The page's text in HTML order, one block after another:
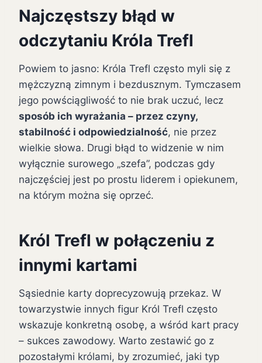
Najczęstszy błąd w
odczytaniu Króla Trefl
Powiem to jasno: Króla Trefl często myli się z
mężczyzną zimnym i bezdusznym. Tymczasem
jego powściągliwość to nie brak uczuć, lecz
sposób ich wyrażania – przez czyny,
stabilność i odpowiedzialność, nie przez
wielkie słowa. Drugi błąd to widzenie w nim
wyłącznie surowego „szefa”, podczas gdy
najczęściej jest po prostu liderem i opiekunem,
na którym można się oprzeć.
Król Trefl w połączeniu z
innymi kartami
Sąsiednie karty doprecyzowują przekaz. W
towarzystwie innych figur Król Trefl często
wskazuje konkretną osobę, a wśród kart pracy
– sukces zawodowy. Warto zestawić go z
pozostałymi królami, by zrozumieć, jaki typ